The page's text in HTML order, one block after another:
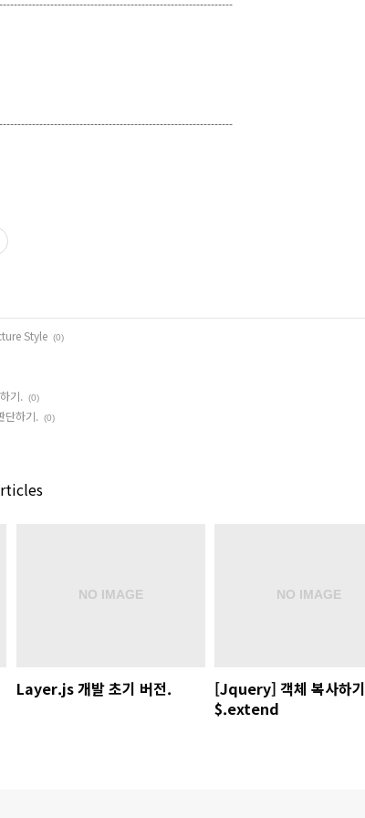
-----------------------------------
-----------------------------------
Style (0)
기. (0)
단하기. (0)
Layer.js 개발 초기 버전.
[Jquery] 객체 복사하기
$.extend